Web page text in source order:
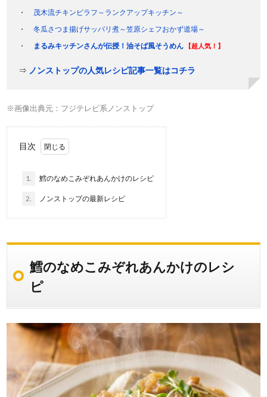
茂木流チキンピラフ～ランクアップキッチン～
冬瓜さつま揚げサッパリ煮～笠原シェフおかず道場～
まるみキッチンさんが伝授！油そば風そうめん
【超人気！】
⇒ ノンストップの人気レシピ記事一覧はコチラ
※画像出典元：フジテレビ系ノンストップ
目次
1. 鱈のなめこみぞれあんかけのレシピ
2. ノンストップの最新レシピ
鱈のなめこみぞれあんかけのレシ
ピ